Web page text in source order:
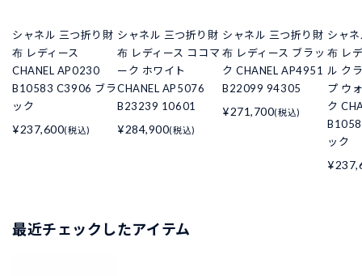
シャネル 三つ折り財
布 レディース
CHANEL AP0230
B10583 C3906 ブラ
ック
¥237,600(税込)
シャネル 三つ折り財
布 レディース ココマ
ーク ホワイト
CHANEL AP5076
B23239 10601
¥284,900(税込)
シャネル 三つ折り財
布 レディース ブラッ
ク CHANEL AP4951
B22099 94305
¥271,700(税込)
シャ
布 レ
ル ク
プ ウ
ク
ック
最近チェックしたアイテム